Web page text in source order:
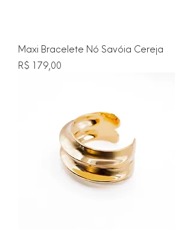
Maxi Bracelete Nó Savóia Cereja
Preço
R$ 179,00